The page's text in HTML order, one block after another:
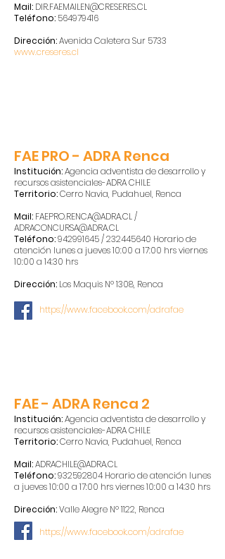
Mail: DIR.FAEMAILEN@CRESERES.CL
Teléfono: 564979416
Dirección:Avenida Caletera Sur 5733
www.creseres.cl
FAE PRO - ADRA Renca
Institución:Agencia adventista de desarrollo y
recursos asistenciales-ADRA CHILE
Territorio:Cerro Navia, Pudahuel, Renca
Mail: FAEPRO.RENCA@ADRA.CL/
ADRACONCURSA@ADRA.CL
Teléfono:942991645/232445640 Horario de
atención lunes a jueves 10:00 a 17:00 hrs viernes
10:00 a 14:30 hrs
Dirección: Los Maquis Nº 1308, Renca
https://www.facebook.com/adrafae
FAE - ADRA Renca 2
Institución:Agencia adventista de desarrollo y
recursos asistenciales-ADRA CHILE
Territorio:Cerro Navia, Pudahuel, Renca
Mail:ADRACHILE@ADRA.CL
Teléfono:932592804 Horario de atención lunes
a jueves 10:00 a 17:00 hrs viernes 10:00 a 14:30 hrs
Dirección:Valle Alegre Nº 1122, Renca
https://www.facebook.com/adrafae